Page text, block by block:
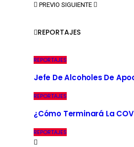
PREVIO SIGUIENTE
REPORTAJES
REPORTAJES
Jefe De Alcoholes De
REPORTAJES
¿Cómo Terminará La
REPORTAJES